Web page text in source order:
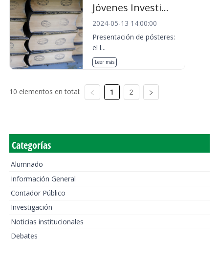
Jóvenes Investi...
2024-05-13 14:00:00
Presentación de pósteres:
el l...
Leer más
10 elementos en total: 1 2
Categorías
Alumnado
Información General
Contador Público
Investigación
Noticias institucionales
Debates